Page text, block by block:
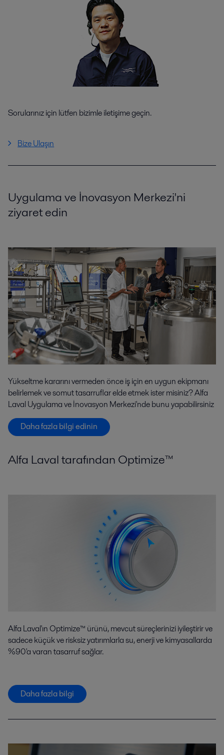
Sorularınız için lütfen bizimle iletişime geçin.
Bize Ulaşın
Uygulama ve İnovasyon Merkezi'ni
ziyaret edin
Yükseltme kararını vermeden önce iş için en uygun ekipmanı
belirlemek ve somut tasarruflar elde etmek ister misiniz? Alfa
Laval Uygulama ve İnovasyon Merkezi'nde bunu yapabilirsiniz
Daha fazla bilgi edinin
Alfa Laval tarafından Optimize™
Alfa Laval'ın Optimize™ ürünü, mevcut süreçlerinizi iyileştirir ve
sadece küçük ve risksiz yatırımlarla su, enerji ve kimyasallarda
%90'a varan tasarruf sağlar.
Daha fazla bilgi